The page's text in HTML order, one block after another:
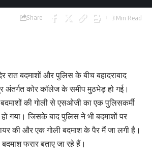
Share 3 Min Read
रात बदमाशों और पुलिस के बीच बहादराबाद
अंतर्गत कोर कॉलेज के समीप मुठभेड़ हो गई।
की गोली से एसओजी का एक पुलिसकर्मी
गया। जिसके बाद पुलिस ने भी बदमाशों पर
की और एक गोली बदमाश के पैर मैं जा लगी है।
फरार बताए जा रहे हैं।